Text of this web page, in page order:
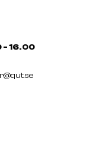
- 16.00